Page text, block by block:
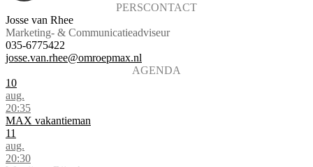
PERSCONTACT
Josse van Rhee
Marketing- & Communicatieadviseur
035-6775422
josse.van.rhee@omroepmax.nl
AGENDA
10
aug.
20:35
MAX vakantieman
11
aug.
20:30